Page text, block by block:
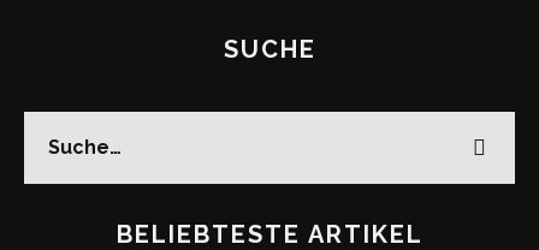
SUCHE
BELIEBTESTE ARTIKEL